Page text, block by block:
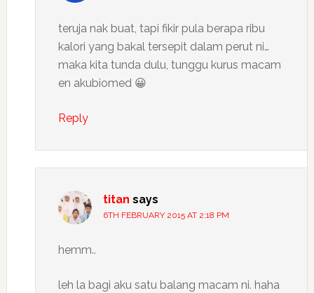
teruja nak buat, tapi fikir pula berapa ribu
kalori yang bakal tersepit dalam perut ni…
maka kita tunda dulu, tunggu kurus macam
en akubiomed 😀
Reply
titan says
6TH FEBRUARY 2015 AT 2:18 PM
hemm..
leh la bagi aku satu balang macam ni. haha